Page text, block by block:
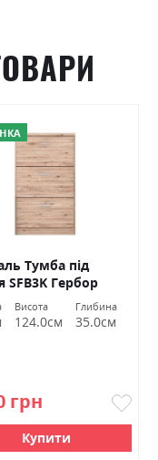
Тумба під
SFB3K Гербор
Висота
124.0см
Глибина
35.0см
грн
Купити